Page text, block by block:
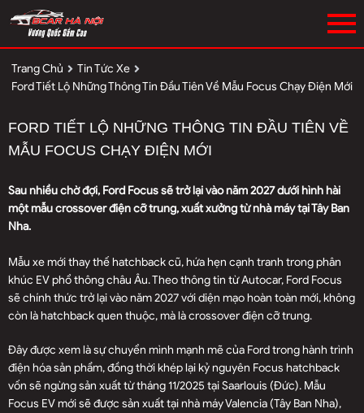
Trang Chủ
Tin Tức Xe
Ford Tiết Lộ Những Thông Tin Đầu Tiên Về Mẫu Focus Chạy Điện Mới
FORD TIẾT LỘ NHỮNG THÔNG TIN ĐẦU TIÊN VỀ
MẪU FOCUS CHẠY ĐIỆN MỚI
Sau nhiều chờ đợi, Ford Focus sẽ trở lại vào năm 2027 dưới hình hài
một mẫu crossover điện cỡ trung, xuất xưởng từ nhà máy tại Tây Ban
Nha.
Mẫu xe mới thay thế hatchback cũ, hứa hẹn cạnh tranh trong phân
khúc EV phổ thông châu Âu. Theo thông tin từ Autocar, Ford Focus
sẽ chính thức trở lại vào năm 2027 với diện mạo hoàn toàn mới, không
còn là hatchback quen thuộc, mà là crossover điện cỡ trung.
Đây được xem là sự chuyển mình mạnh mẽ của Ford trong hành trình
điện hóa sản phẩm, đồng thời khép lại kỷ nguyên Focus hatchback
vốn sẽ ngừng sản xuất từ tháng 11/2025 tại Saarlouis (Đức). Mẫu
Focus EV mới sẽ được sản xuất tại nhà máy Valencia (Tây Ban Nha),